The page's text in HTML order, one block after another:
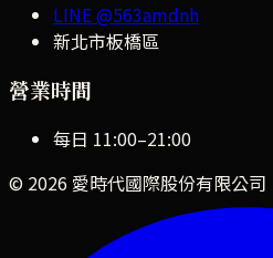
LINE@563amdnh
新北市板橋區
營業時間
每日 11:00–21:00
© 2026 愛時代國際股份有限公司